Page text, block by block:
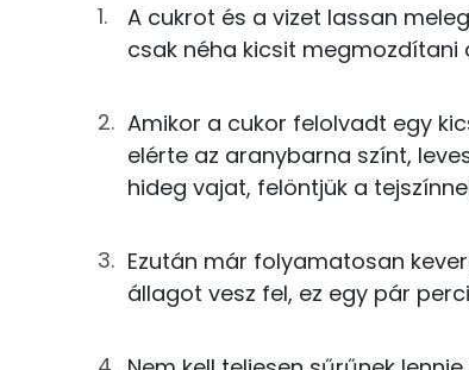
31gcukor
19g habtejszín
6gvaj
0g
Egyszeresen telítetlen zsírsav:
Koleszterin
Összesen
A cukrot és a vizet lassan
csak néha kicsit megmozdítani
Amikor a cukor felolvadt egy
elérte az aranybarna színt,
hideg vajat, felöntjük a
Ezután már folyamatosan
állagot vesz fel, ez egy pár